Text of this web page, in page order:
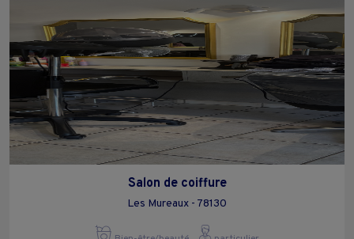
Salon de coiffure
Les Mureaux - 78130